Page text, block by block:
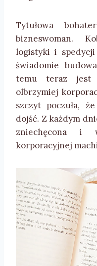
Tytułowa
bizneswoman.
logistyki i
świadomie
temu teraz jest
olbrzymiej
szczyt poczuła,
dojść. Z każdym
zniechęcona i
korporacyjnej